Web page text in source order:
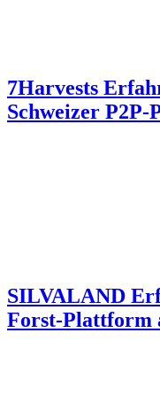
7Harvests
Schweizer
SILVALAND
Forst-Plattform